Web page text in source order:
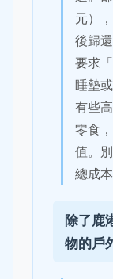
元）
後歸
要求
睡墊
有些
零食
值。
總成本
除了鹿
物的戶